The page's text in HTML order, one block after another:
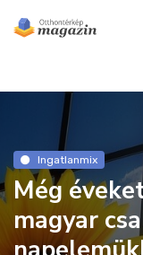
Ingatlanmix
Még
magyar